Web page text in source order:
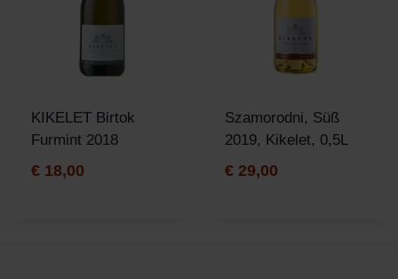
KIKELET Birtok
Furmint 2018
€18,00
Szamorodni, Süß
2019, Kikelet, 0,5L
€29,00